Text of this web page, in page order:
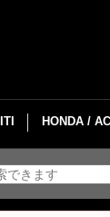
HONDA /